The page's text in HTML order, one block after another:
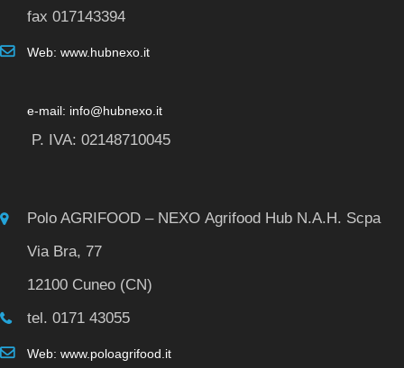
fax 017143394
Web: www.hubnexo.it
e-mail: info@hubnexo.it
P. IVA: 02148710045
Polo AGRIFOOD – NEXO Agrifood Hub N.A.H. Scpa
Via Bra, 77
12100 Cuneo (CN)
tel. 0171 43055
Web: www.poloagrifood.it